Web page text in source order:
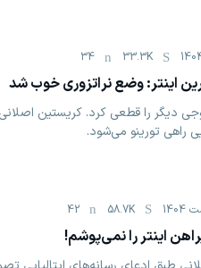
33.3K
34
اینتر: وضع نراتزوری خوب شد
راهی تورینو می‌شود.
58.7K
42
اینتر را نمی‌پوشم!